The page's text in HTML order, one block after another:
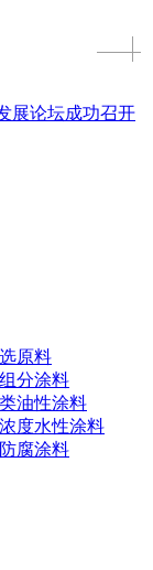
展论坛成功召开
原料
分涂料
油性涂料
度水性涂料
腐涂料